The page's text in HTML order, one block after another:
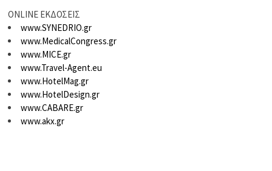
ONLINE ΕΚΔΟΣΕΙΣ
www.SYNEDRIO.gr
www.MedicalCongress.gr
www.MICE.gr
www.Travel-Agent.eu
www.HotelMag.gr
www.HotelDesign.gr
www.CABARE.gr
www.akx.gr